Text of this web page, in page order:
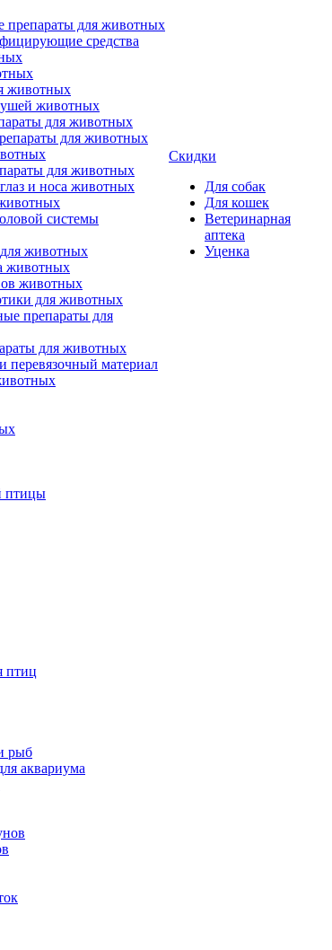
препараты для животных
средства
животных
животных
для животных
для животных
для животных
и носа животных
системы
животных
животных
животных
для животных
препараты для
для животных
перевязочный материал
птицы
птиц
рыб
аквариума
Скидки
Для собак
Для кошек
Ветеринарная
аптека
Уценка